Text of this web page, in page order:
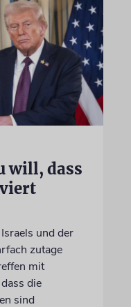
will, dass
und der
zutage
mit
die
sind